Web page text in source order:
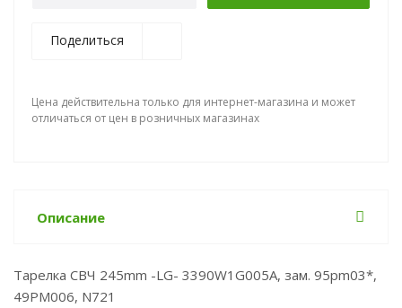
Поделиться
Цена действительна только для интернет-магазина и может
отличаться от цен в розничных магазинах
Описание
Тарелка СВЧ 245mm -LG- 3390W1G005A, зам. 95pm03*,
49PM006, N721